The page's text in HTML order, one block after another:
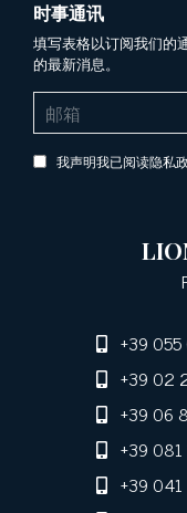
时事通讯
填写表格以订阅我们的
的最新消息。
我声明我已阅读隐私
+39
+39 02
+39 06
+39
+39